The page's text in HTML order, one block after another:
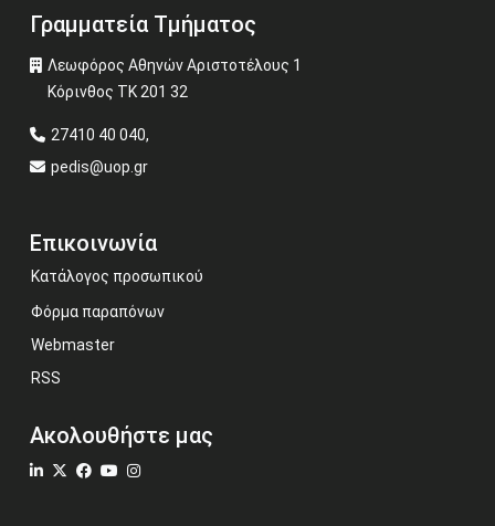
Γραμματεία Τμήματος
Λεωφόρος Αθηνών Αριστοτέλους 1
Κόρινθος ΤΚ 201 32
27410 40 040,
pedis@uop.gr
Επικοινωνία
Κατάλογος προσωπικού
Φόρμα παραπόνων
Webmaster
RSS
Ακολουθήστε μας